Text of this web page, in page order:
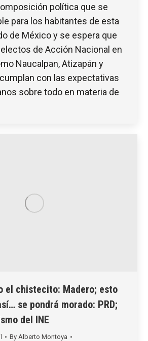
política que se
para los habitantes de esta
de México y se espera que
de Acción Nacional en
Naucalpan, Atizapán y
con las expectativas
sobre todo en materia de
el chistecito: Madero; esto
se pondrá morado: PRD;
del INE
By Alberto Montoya